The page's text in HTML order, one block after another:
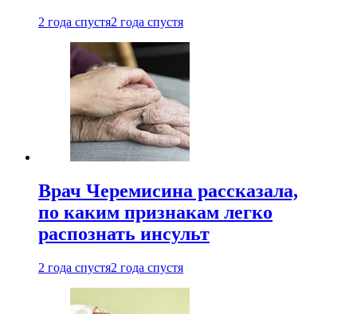
2 года спустя2 года спустя
Врач Черемисина рассказала,
по каким признакам легко
распознать инсульт
2 года спустя2 года спустя